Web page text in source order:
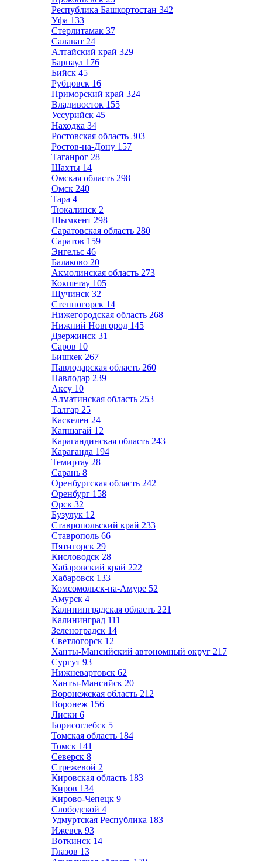
Республика Башкортостан 342
Уфа 133
Стерлитамак 37
Салават 24
Алтайский край 329
Барнаул 176
Бийск 45
Рубцовск 16
Приморский край 324
Владивосток 155
Уссурийск 45
Находка 34
Ростовская область 303
Ростов-на-Дону 157
Таганрог 28
Шахты 14
Омская область 298
Омск 240
Тара 4
Тюкалинск 2
Шымкент 298
Саратовская область 280
Саратов 159
Энгельс 46
Балаково 20
Акмолинская область 273
Кокшетау 105
Щучинск 32
Степногорск 14
Нижегородская область 268
Нижний Новгород 145
Дзержинск 31
Саров 10
Бишкек 267
Павлодарская область 260
Павлодар 239
Аксу 10
Алматинская область 253
Талгар 25
Каскелен 24
Капшагай 12
Карагандинская область 243
Караганда 194
Темиртау 28
Сарань 8
Оренбургская область 242
Оренбург 158
Орск 32
Бузулук 12
Ставропольский край 233
Ставрополь 66
Пятигорск 29
Кисловодск 28
Хабаровский край 222
Хабаровск 133
Комсомольск-на-Амуре 52
Амурск 4
Калининградская область 221
Калининград 111
Зеленоградск 14
Светлогорск 12
Ханты-Мансийский автономный округ 217
Сургут 93
Нижневартовск 62
Ханты-Мансийск 20
Воронежская область 212
Воронеж 156
Лиски 6
Борисоглебск 5
Томская область 184
Томск 141
Северск 8
Стрежевой 2
Кировская область 183
Киров 134
Кирово-Чепецк 9
Слободской 4
Удмуртская Республика 183
Ижевск 93
Воткинск 14
Глазов 13